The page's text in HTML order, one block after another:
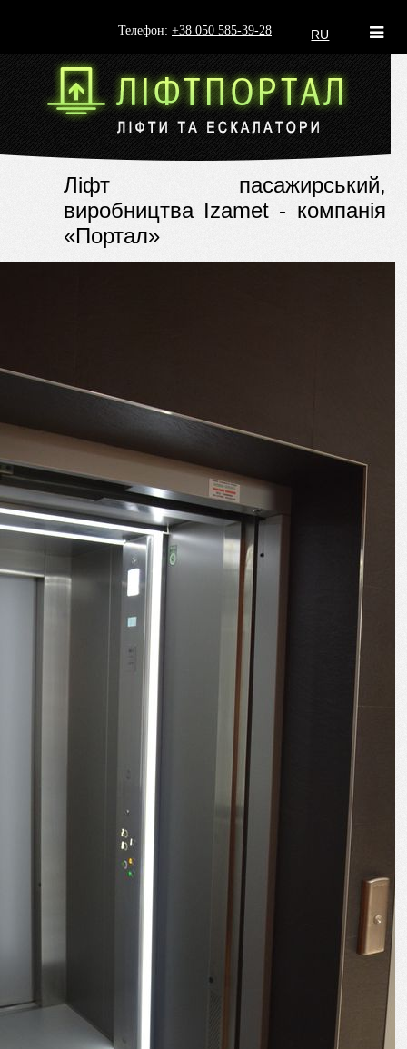
Телефон: +38 050 585-39-28 RU
Ліфт пасажирський,
виробництва Izamet - компанія
«Портал»